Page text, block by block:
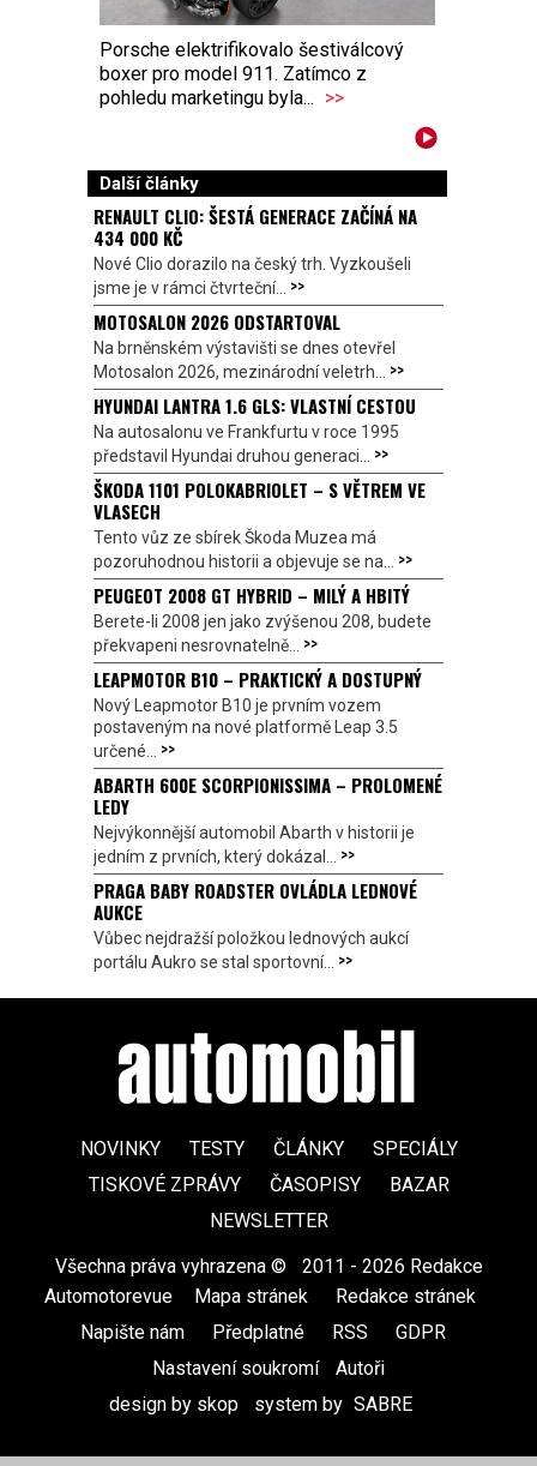
Porsche elektrifikovalo šestiválcový
boxer pro model 911. Zatímco z
pohledu marketingu byla... >>
Další články
RENAULT CLIO: ŠESTÁ GENERACE ZAČÍNÁ NA
434 000 KČ
Nové Clio dorazilo na český trh. Vyzkoušeli
jsme je v rámci čtvrteční... >>
MOTOSALON 2026 ODSTARTOVAL
Na brněnském výstavišti se dnes otevřel
Motosalon 2026, mezinárodní veletrh... >>
HYUNDAI LANTRA 1.6 GLS: VLASTNÍ CESTOU
Na autosalonu ve Frankfurtu v roce 1995
představil Hyundai druhou generaci... >>
ŠKODA 1101 POLOKABRIOLET – S VĚTREM VE
VLASECH
Tento vůz ze sbírek Škoda Muzea má
pozoruhodnou historii a objevuje se na... >>
PEUGEOT 2008 GT HYBRID – MILÝ A HBITÝ
Berete-li 2008 jen jako zvýšenou 208, budete
překvapeni nesrovnatelně... >>
LEAPMOTOR B10 – PRAKTICKÝ A DOSTUPNÝ
Nový Leapmotor B10 je prvním vozem
postaveným na nové platformě Leap 3.5
určené... >>
ABARTH 600E SCORPIONISSIMA – PROLOMENÉ
LEDY
Nejvýkonnější automobil Abarth v historii je
jedním z prvních, který dokázal... >>
PRAGA BABY ROADSTER OVLÁDLA LEDNOVÉ
AUKCE
Vůbec nejdražší položkou lednových aukcí
portálu Aukro se stal sportovní... >>
NOVINKY TESTY ČLÁNKY
SPECIÁLY
TISKOVÉ ZPRÁVY
ČASOPISY
BAZAR
NEWSLETTER
Všechna práva vyhrazena ©
2011 - 2026 Redakce
Automotorevue
Mapa stránek Redakce stránek
Napište nám
Předplatné RSS GDPR
Nastavení soukromí
Autoři
design by skop
system by SABRE